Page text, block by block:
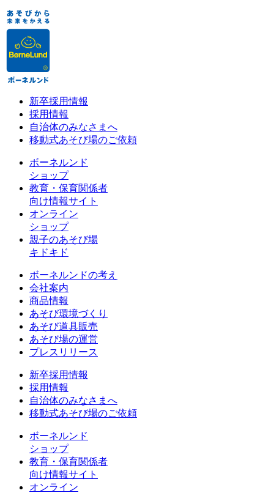
新卒採用情報
採用情報
自治体のみなさまへ
移動式あそび場のご依頼
ボーネルンド
ショップ
教育・保育関係者
向け情報サイト
オンライン
ショップ
親子のあそび場
キドキド
ボーネルンドの考え
会社案内
商品情報
あそび環境づくり
あそび道具販売
あそび場の運営
プレスリリース
新卒採用情報
採用情報
自治体のみなさまへ
移動式あそび場のご依頼
ボーネルンド
ショップ
教育・保育関係者
向け情報サイト
オンライン